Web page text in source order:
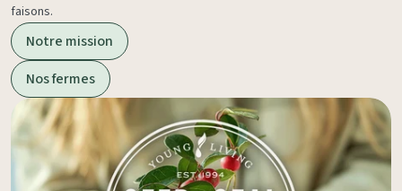
faisons.
Notre mission
Nos fermes